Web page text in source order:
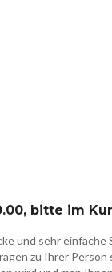
bitte im
und sehr
zu Ihrer